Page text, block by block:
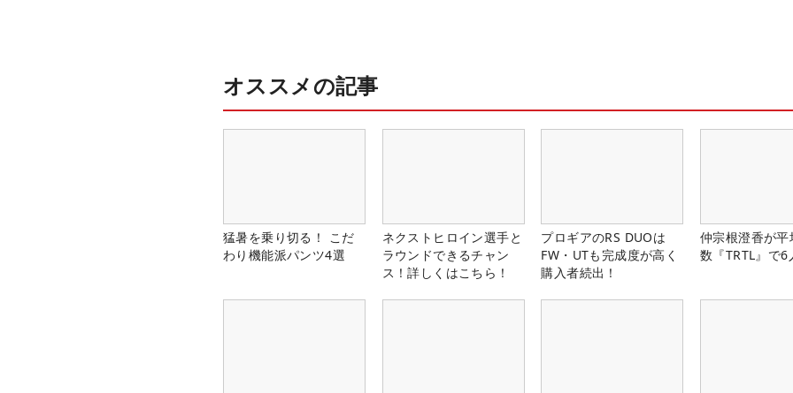
オススメの記事
猛暑を乗り切る！ こだ
わり機能派パンツ4選
ネクストヒロイン選手と
ラウンドできるチャン
ス！詳しくはこちら！
プロギアのRS DUOは
FW・UTも完成度が高く
購入者続出！
仲宗根澄香が
数『TRTL』で6